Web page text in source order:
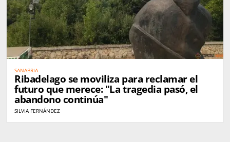
SANABRIA
Ribadelago se moviliza para reclamar el
futuro que merece: "La tragedia pasó, el
abandono continúa"
SILVIA FERNÁNDEZ